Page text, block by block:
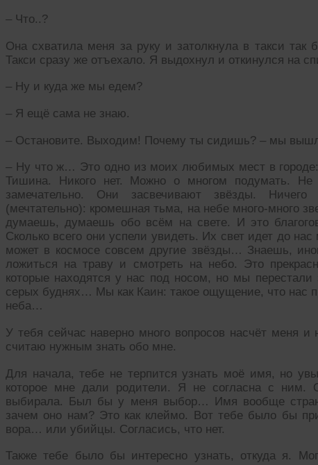
– Что..?
Она схватила меня за руку и затолкнула в такси так
Такси сразу же отъехало. Я выдохнул и откинулся на
– Ну и куда же мы едем?
– Я ещё сама не знаю.
– Остановите. Выходим! Почему ты сидишь? – мы
– Ну что ж… Это одно из моих любимых мест в городе:
Тишина. Никого нет. Можно о многом подумать.
замечательно. Они засвечивают звёзды.
(мечтательно): кромешная тьма, на небе много-много
думаешь, думаешь обо всём на свете. И это
Сколько всего они успели увидеть. Их свет идет до
может в космосе совсем другие звёзды… Знаешь,
ложиться на траву и смотреть на небо. Это
которые находятся у нас под носом, но мы перестали
серых буднях… Мы как Каин: такое ощущение, что нас
неба…
У тебя сейчас наверно много вопросов насчёт меня
считаю нужным знать обо мне.
Для начала, тебе не терпится узнать моё имя, но
которое мне дали родители. Я не согласна с
выбирала. Был бы у меня выбор… Имя вообще
зачем оно нам? Это как клеймо. Вот тебе было бы
вора… или убийцы. Согласись, что нет.
Также тебе было бы интересно узнать, откуда я.